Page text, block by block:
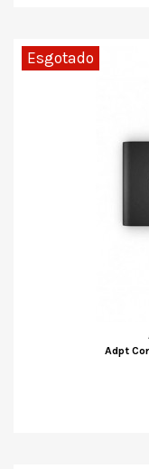
Esgotado
Adpt